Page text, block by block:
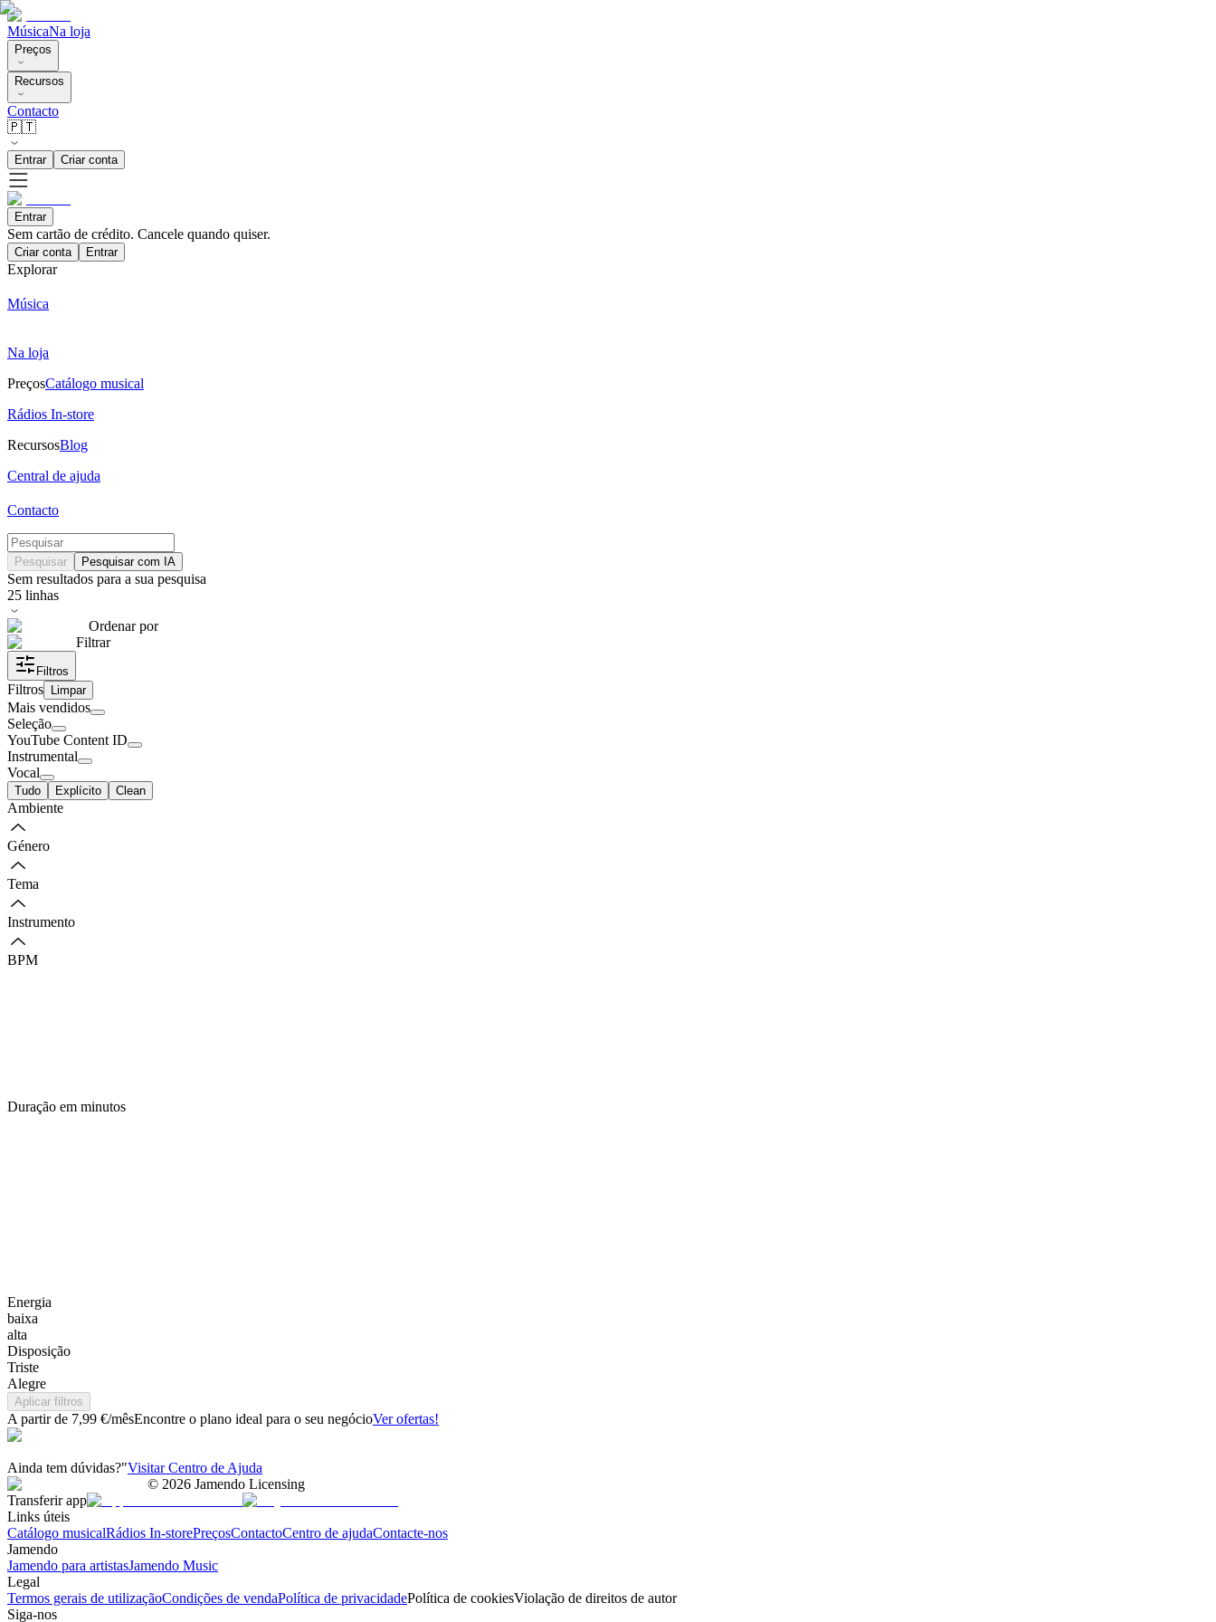
MúsicaNa loja
Preços
Recursos
Contacto
🇵🇹
Entrar Criar conta
Entrar
Sem cartão de crédito. Cancele quando quiser.
Criar conta Entrar
Explorar
Música
Na loja
PreçosCatálogo musical
Rádios In-store
RecursosBlog
Central de ajuda
Contacto
Pesquisar Pesquisar com IA
Sem resultados para a sua pesquisa
25 linhas
Ordenar por
Filtrar
Filtros
Filtros Limpar
Mais vendidos
Seleção
YouTube Content ID
Instrumental
Vocal
Tudo Explícito Clean
Ambiente
Género
Tema
Instrumento
BPM
Duração em minutos
Energia
baixa
alta
Disposição
Triste
Alegre
Aplicar filtros
A partir de 7,99 €/mêsEncontre o plano ideal para o seu negócioVer ofertas!
Ainda tem dúvidas?"Visitar Centro de Ajuda
© 2026 Jamendo Licensing
Transferir app
Links úteis
Catálogo musicalRádios In-storePreçosContactoCentro de ajudaContacte-nos
Jamendo
Jamendo para artistasJamendo Music
Legal
Termos gerais de utilizaçãoCondições de vendaPolítica de privacidadePolítica de cookiesViolação de direitos de autor
Siga-nos